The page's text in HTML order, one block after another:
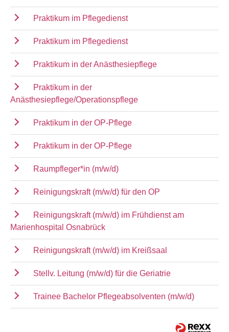
Praktikum im Pflegedienst
Praktikum im Pflegedienst
Praktikum in der Anästhesiepflege
Praktikum in der
Anästhesiepflege/Operationspflege
Praktikum in der OP-Pflege
Praktikum in der OP-Pflege
Raumpfleger*in (m/w/d)
Reinigungskraft (m/w/d) für den OP
Reinigungskraft (m/w/d) im Frühdienst am
Marienhospital Osnabrück
Reinigungskraft (m/w/d) im Kreißsaal
Stellv. Leitung (m/w/d) für die Geriatrie
Trainee Bachelor Pflegeabsolventen (m/w/d)